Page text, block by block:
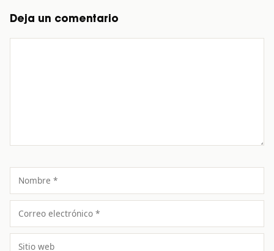
Deja un comentario
Comentario
Nombre
Correo
electrónico
Sitio